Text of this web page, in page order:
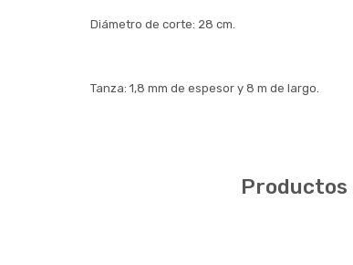
Diámetro de corte: 28 cm.
Tanza: 1,8 mm de espesor y 8 m de largo.